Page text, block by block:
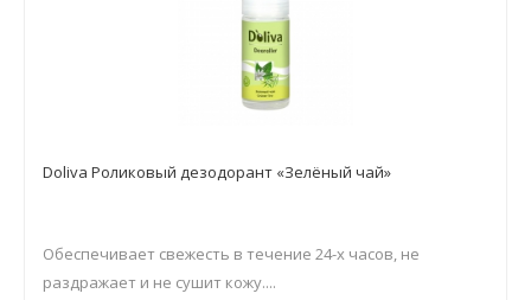
Doliva Роликовый дезодорант «Зелёный чай»
Обеспечивает свежесть в течение 24-х часов, не
раздражает и не сушит кожу....